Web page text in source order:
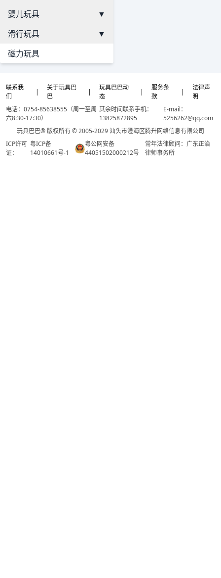
婴儿玩具
▼
滑行玩具
▼
磁力玩具
联系我
们
|
关于玩具巴
巴
|
玩具巴巴动
态
|
服务条
款
|
法律声
明
电话：0754-85638555（周一至周
六8:30-17:30）
其余时间联系手机：
13825872895
E-mail：
5256262@qq.com
玩具巴巴® 版权所有 © 2005-2029 汕头市澄海区腾升网络信息有限公司
ICP许可
证：
粤ICP备
14010661号-1
粤公网安备
44051502000212号
常年法律顾问：广东正治
律师事务所